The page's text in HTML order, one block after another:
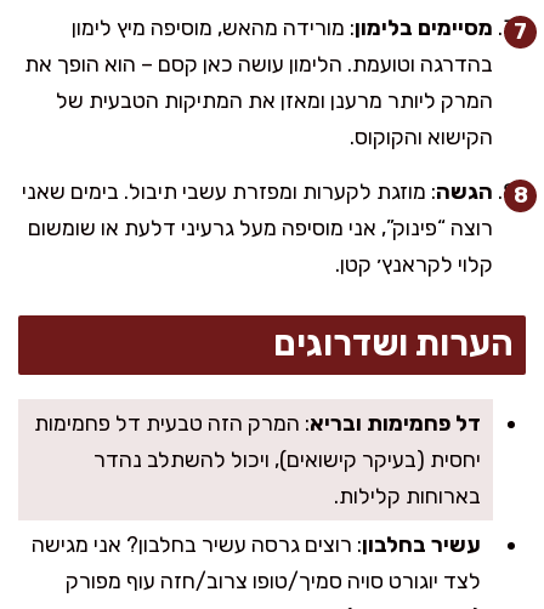
מסיימים בלימון: מורידה מהאש, מוסיפה מיץ לימון
בהדרגה וטועמת. הלימון עושה כאן קסם – הוא הופך את
המרק ליותר מרענן ומאזן את המתיקות הטבעית של
הקישוא והקוקוס.
הגשה: מוזגת לקערות ומפזרת עשבי תיבול. בימים שאני
רוצה “פינוק”, אני מוסיפה מעל גרעיני דלעת או שומשום
קלוי לקראנץ׳ קטן.
הערות ושדרוגים
דל פחמימות ובריא: המרק הזה טבעית דל פחמימות
יחסית (בעיקר קישואים), ויכול להשתלב נהדר
בארוחות קלילות.
עשיר בחלבון: רוצים גרסה עשיר בחלבון? אני מגישה
לצד יוגורט סויה סמיך/טופו צרוב/חזה עוף מפורק